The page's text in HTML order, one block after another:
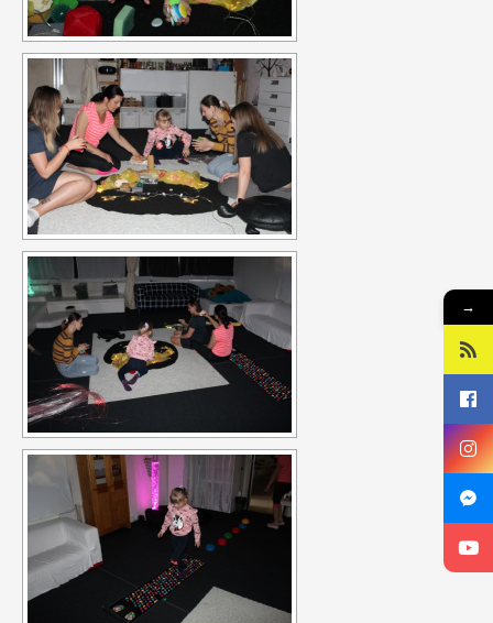
navštěvou Úřadu práce ve Zlíně a personální agentury.
fází projektu je školící kurz (training course), během nějž se
setkají pracovníci, kteří pracují s nezaměstnanou mládeží.
Shrnou výsledky výměny mládeže a zároveň budou hledat další
nové přístupy pro práci s cílovou skupinou. Výměna se
uskutečnila 29. 6. – 4. 7. 2015. Training course bude probíhat 23. -
29. 8. 2015. Projekt je financován z programu Erasmus+.
partnerství v programu Erasmus +
strategie partnerství zahrnují také „banku“ nápadů aktivit pro
práci s mládeží, na webových stránkách, jež budou sloužit i
široké veřejnosti a metodiku shrnující všechny získané
poznatky. Na závěr projektu se také uskuteční souhrnná
konference informující o sdílení výstupu. Projekt je realizován
v letech 2015 – 2017 a je financován z programu Erasmus+. Více
informací naleznete nawww.iltaforyouth.com
Zlínského kraje výrazně přispívá aktivitám zaměřených
pro rodiny a seniory v rodinném centru Kamaráda
Nenudy.
ato místnost má pozitivní například u poruch
hyperaktivity, nedostatečné schopnosti soustředění, strachu,
→